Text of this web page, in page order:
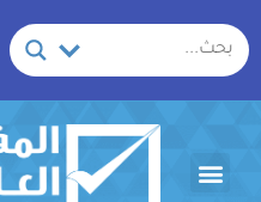
إلى
المحتوى
Menu